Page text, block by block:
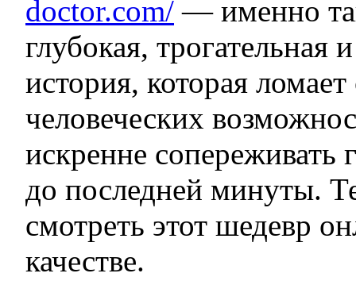
doctor.com/ — именно
глубокая, трогательная
история, которая
человеческих
искренне сопереживать
до последней минуты.
смотреть этот шедевр
качестве.